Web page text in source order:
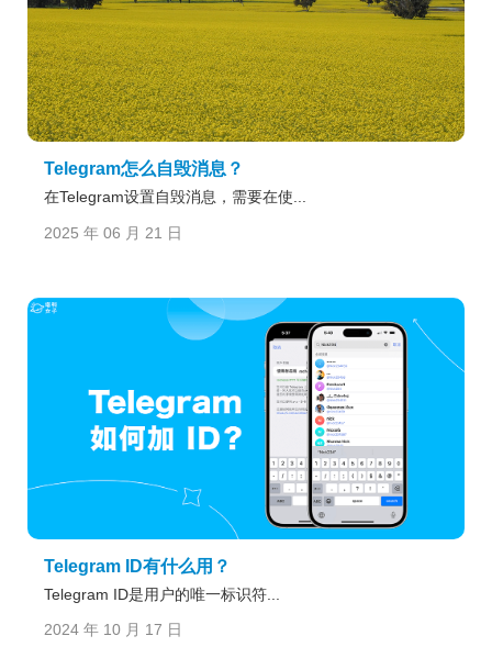
Telegram怎么自毁消息？
在Telegram设置自毁消息，需要在使...
2025 年 06 月 21 日
Telegram ID有什么用？
Telegram ID是用户的唯一标识符...
2024 年 10 月 17 日